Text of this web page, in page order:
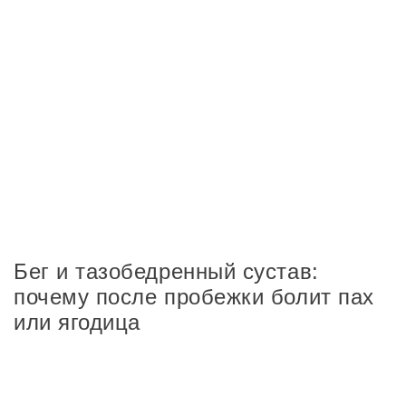
Бег и тазобедренный сустав:
почему после пробежки болит пах
или ягодица